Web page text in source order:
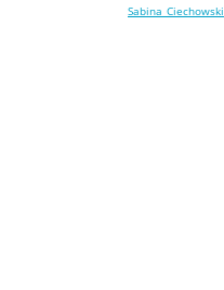
Sabina Ciechowski